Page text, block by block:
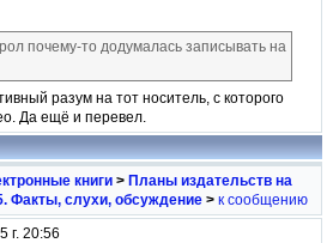
почему-то додумалась записывать на
разум на тот носитель, с которого
Да ещё и перевел.
книги > Планы издательств на
Факты, слухи, обсуждение > к сообщению
г. 20:56